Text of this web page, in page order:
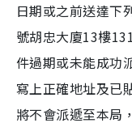
日期或之前送達下
號胡忠大廈13樓
件過期或未能成功
寫上正確地址及已
將不會派遞至本局